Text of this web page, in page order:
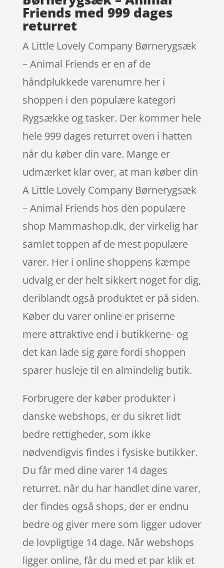
Friends med 999 dages
returret
A Little Lovely Company Børnerygsæk
– Animal Friends er en af de
håndplukkede varenumre her i
shoppen i den populære kategori
Rygsække og tasker. Der kommer hele
hele 999 dages returret oven i hatten
når du køber din vare. Mange er
udmærket klar over, at man køber din
A Little Lovely Company Børnerygsæk
– Animal Friends hos den populære
shop Mammashop.dk, der virkelig har
samlet toppen af de mest populære
varer. Her i online shoppens kæmpe
udvalg er der helt sikkert noget for dig,
deriblandt også produktet er på siden.
Køber du varer online er priserne
mere attraktive end i butikkerne- og
det kan lade sig gøre fordi shoppen
sparer husleje til en almindelig butik.
Forbrugere der køber produkter i
danske webshops, er du sikret lidt
bedre rettigheder, som ikke
nødvendigvis findes i fysiske butikker.
Du får med dine varer 14 dages
returret. når du har handlet dine varer,
der findes også shops, der er endnu
bedre og giver mere som ligger udover
de lovpligtige 14 dage. Når webshops
ligger online, får du med et par klik et